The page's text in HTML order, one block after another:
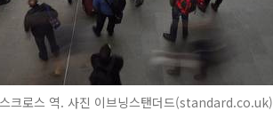
크로스 역. 사진 이브닝스탠더드(standard.co.uk)